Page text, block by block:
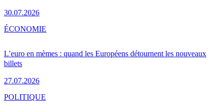
30.07.2026
L’euro en mèmes : quand les Européens détournent les nouveaux
billets
27.07.2026
ÉCONOMIE
POLITIQUE